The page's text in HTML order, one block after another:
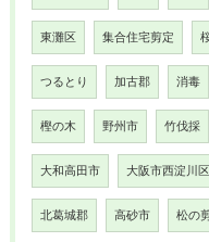
東灘区 集合住宅剪定
つるとり 加古郡 消毒
樫の木 野州市 竹伐採
大和高田市 大阪市西淀川区
北葛城郡 高砂市 松の